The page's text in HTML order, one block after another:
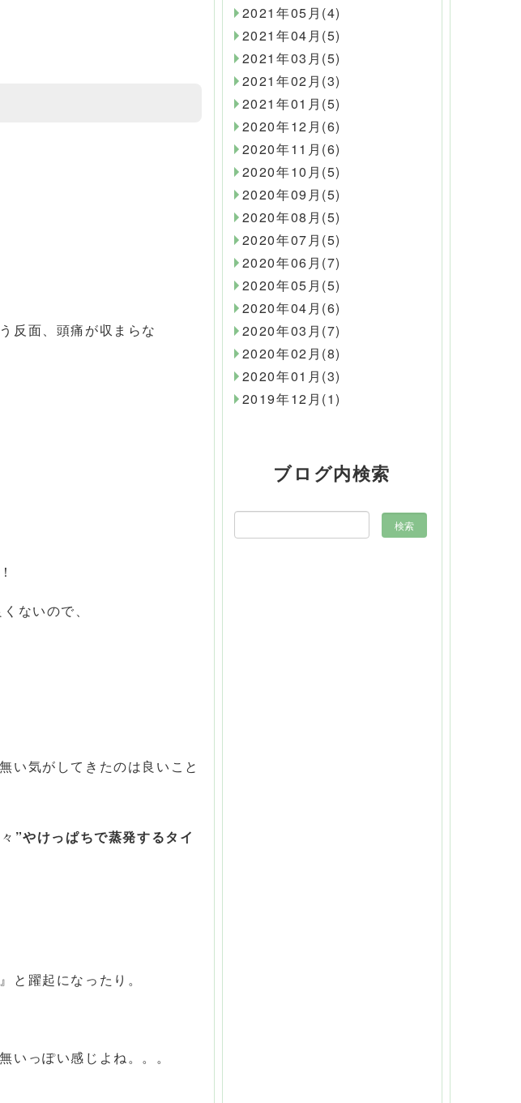
反面、頭痛が収まらな
ないので、
い気がしてきたのは良いこと
”やけっぱちで蒸発するタイ
と躍起になったり。
っぽい感じよね。。。
2021年05月(4)
2021年04月(5)
2021年03月(5)
2021年02月(3)
2021年01月(5)
2020年12月(6)
2020年11月(6)
2020年10月(5)
2020年09月(5)
2020年08月(5)
2020年07月(5)
2020年06月(7)
2020年05月(5)
2020年04月(6)
2020年03月(7)
2020年02月(8)
2020年01月(3)
2019年12月(1)
ブログ内検索